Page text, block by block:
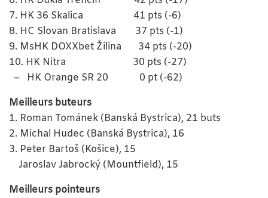
7. HK 36 Skalica 41 pts (-6)
8. HC Slovan Bratislava 37 pts (-1)
9. MsHK DOXXbet Žilina 34 pts (-20)
10. HK Nitra 30 pts (-27)
– HK Orange SR 20 0 pt (-62)
Meilleurs buteurs
1. Roman Tománek (Banská Bystrica), 21 buts
2. Michal Hudec (Banská Bystrica), 16
3. Peter Bartoš (Košice), 15
Jaroslav Jabrocký (Mountfield), 15
Meilleurs pointeurs